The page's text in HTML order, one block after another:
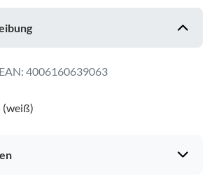
EAN: 4006160639063
(weiß)